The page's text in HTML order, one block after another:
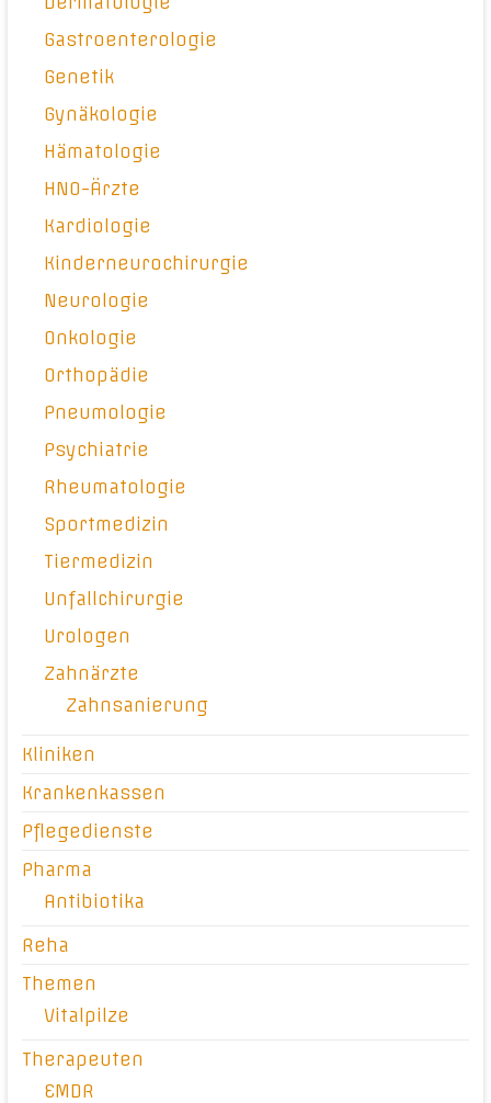
Gastroenterologie
Genetik
Gynäkologie
Hämatologie
HNO-Ärzte
Kardiologie
Kinderneurochirurgie
Neurologie
Onkologie
Orthopädie
Pneumologie
Psychiatrie
Rheumatologie
Sportmedizin
Tiermedizin
Unfallchirurgie
Urologen
Zahnärzte
Zahnsanierung
Kliniken
Krankenkassen
Pflegedienste
Pharma
Antibiotika
Reha
Themen
Vitalpilze
Therapeuten
EMDR